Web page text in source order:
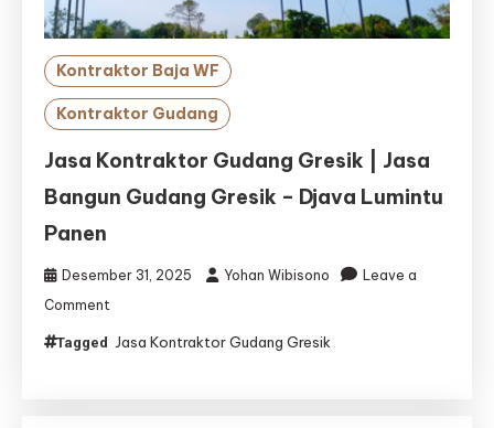
Kontraktor Baja WF
Kontraktor Gudang
Jasa Kontraktor Gudang Gresik | Jasa
Bangun Gudang Gresik – Djava Lumintu
Panen
Desember 31, 2025 Yohan Wibisono
Leave a
Comment
Kontraktor
Tagged Jasa Kontraktor Gudang Gresik